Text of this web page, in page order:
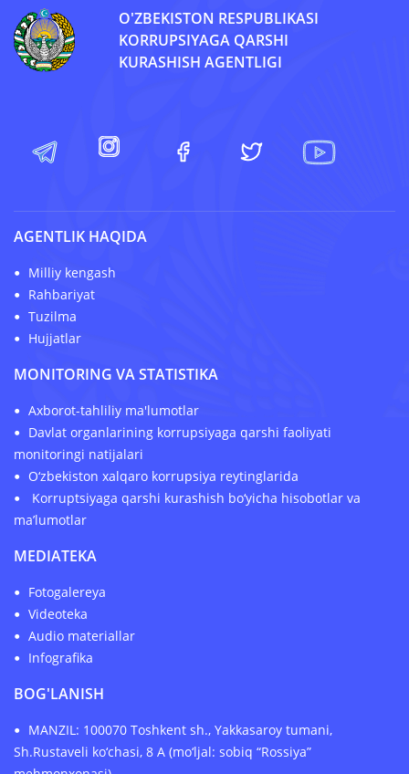
O'ZBEKISTON RESPUBLIKASI
KORRUPSIYAGA QARSHI
KURASHISH AGENTLIGI
AGENTLIK HAQIDA
Milliy kengash
Rahbariyat
Tuzilma
Hujjatlar
MONITORING VA STATISTIKA
Axborot-tahliliy ma'lumotlar
Davlat organlarining korrupsiyaga qarshi faoliyati
monitoringi natijalari
O‘zbekiston xalqaro korrupsiya reytinglarida
Korruptsiyaga qarshi kurashish bo‘yicha hisobotlar va
ma’lumotlar
MEDIATEKA
Fotogalereya
Videoteka
Audio materiallar
Infografika
BOG'LANISH
MANZIL: 100070 Toshkent sh., Yakkasaroy tumani,
Sh.Rustaveli ko‘chasi, 8 A (mo‘ljal: sobiq “Rossiya”